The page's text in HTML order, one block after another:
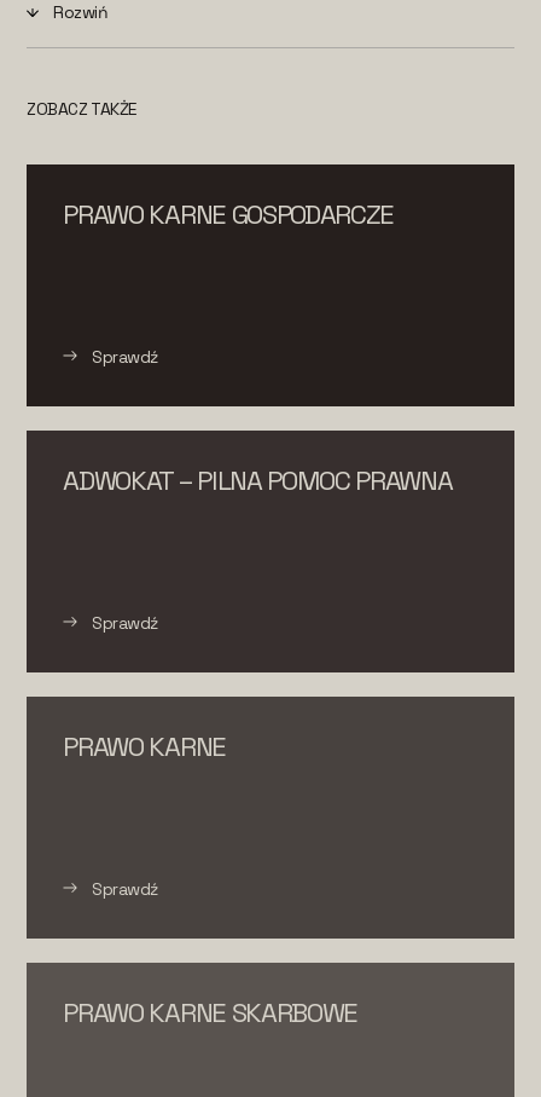
Rozwiń
ZOBACZ TAKŻE
PRAWO KARNE GOSPODARCZE
Sprawdź
ADWOKAT – PILNA POMOC PRAWNA
Sprawdź
PRAWO KARNE
Sprawdź
PRAWO KARNE SKARBOWE